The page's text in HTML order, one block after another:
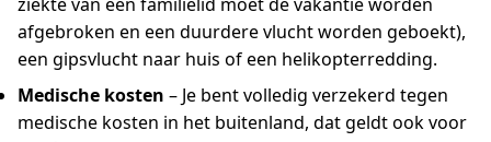
afgebroken en een duurdere vlucht worden geboekt),
een gipsvlucht naar huis of een helikopterredding.
Medische kosten – Je bent volledig verzekerd tegen
medische kosten in het buitenland, dat geldt ook voor